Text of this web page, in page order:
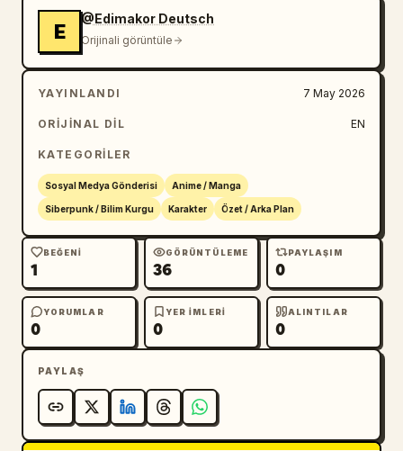
perspektif ve 1152×768 çözünürlüğünde 16:9
masaüstü duvar kağıdı kompozisyonu kullanın.
Genel atmosfer: sürreal, enerjik ve
sürükleyici; sanki anime karakteri dijital
E
@Edimakor Deutsch
Orijinali görüntüle
YAYINLANDI 7 May 2026
ORIJINAL DIL EN
KATEGORILER
Sosyal Medya Gönderisi Anime / Manga
Siberpunk / Bilim Kurgu Karakter Özet / Arka Plan
BEĞENI
1
GÖRÜNTÜLEME
36
PAYLAŞIM
0
YORUMLAR
0
YER IMLERI
0
ALINTILAR
0
PAYLAŞ